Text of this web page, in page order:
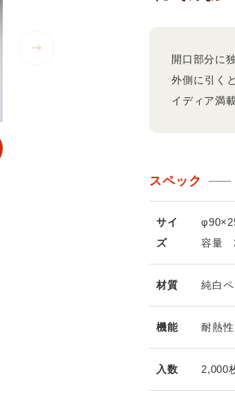
開口部分に
外側に引く
イディア満
スペック
サイ
ズ
容量
材質 純白ペ
機能 耐熱
入数 2,000